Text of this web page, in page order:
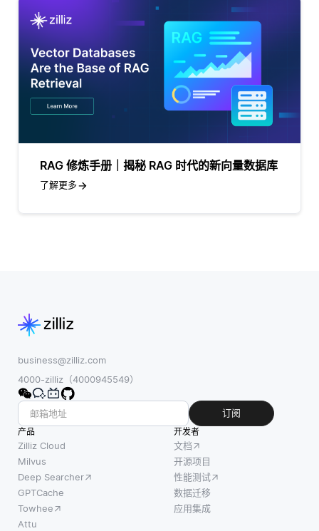
RAG 修炼手册｜揭秘 RAG 时代的新向量数据库
了解更多
business@zilliz.com
4000-zilliz（4000945549）
订阅
产品
Zilliz Cloud
Milvus
Deep Searcher
GPTCache
Towhee
Attu
开发者
文档
开源项目
性能测试
数据迁移
应用集成